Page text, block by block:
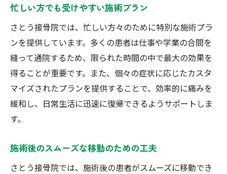
忙しい方でも受けやすい施術プラン
さとう接骨院では、忙しい方々のために特別な施術プラ
ンを提供しています。多くの患者は仕事や学業の合間を
縫って通院するため、限られた時間の中で最大の効果を
得ることが重要です。また、個々の症状に応じたカスタ
マイズされたプランを提供することで、効率的に痛みを
緩和し、日常生活に迅速に復帰できるようサポートしま
す。
施術後のスムーズな移動のための工夫
さとう接骨院では、施術後の患者がスムーズに移動でき